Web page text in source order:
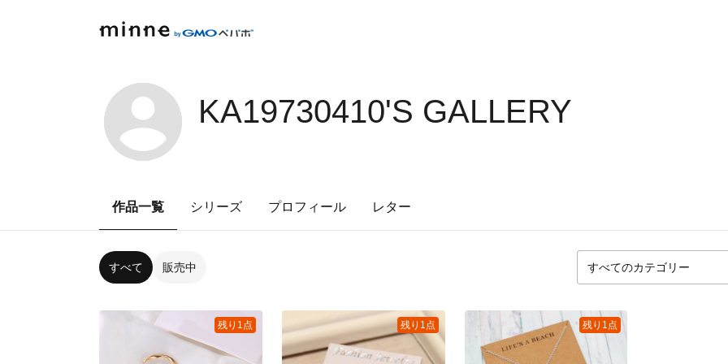
KA19730410'S GALLERY
作品一覧 シリーズ プロフィール レター
すべて 販売中
残り1点 残り1点 残り1点